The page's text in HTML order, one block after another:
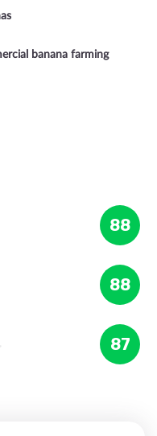
banana farming
88
88
87